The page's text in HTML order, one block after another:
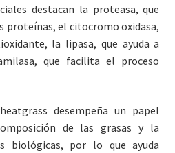
destacan la proteasa, que
proteínas, el citocromo oxidasa,
la lipasa, que ayuda a
que facilita el proceso
desempeña un papel
de las grasas y la
biológicas, por lo que ayuda